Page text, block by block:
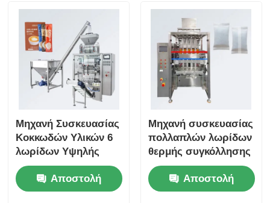
Μηχανή Συσκευασίας
Κοκκωδών Υλικών 6
λωρίδων Υψηλής
Ακρίβειας για Εύκολη
Λειτουργία
Συσκευασίας
Αποστολή
Μηχανή συσκευασίας
πολλαπλών λωρίδων
θερμής συγκόλλησης
τριών πλευρών 220V
για στιγμιαίο καφέ και
σκόνη καρυκευμάτων
Αποστολή